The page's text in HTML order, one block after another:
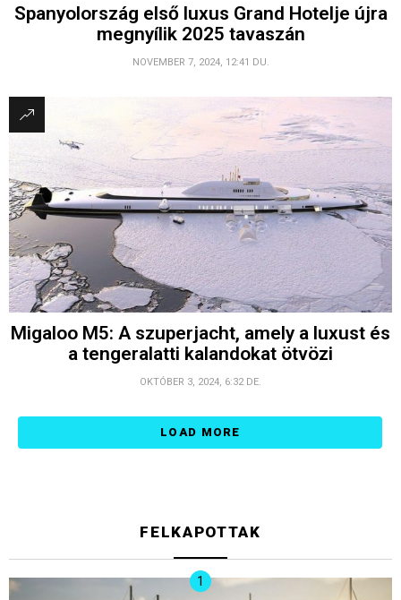
Spanyolország első luxus Grand Hotelje újra
megnyílik 2025 tavaszán
NOVEMBER 7, 2024, 12:41 DU.
Migaloo M5: A szuperjacht, amely a luxust és
a tengeralatti kalandokat ötvözi
OKTÓBER 3, 2024, 6:32 DE.
LOAD MORE
FELKAPOTTAK